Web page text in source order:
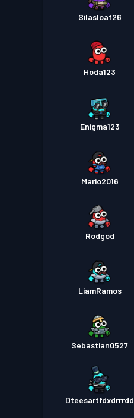
Silasloaf26
Hoda123
Enigma123
Mario2016
Rodgod
LiamRamos
Sebastian0527
Dteesartfdxdrrrdd